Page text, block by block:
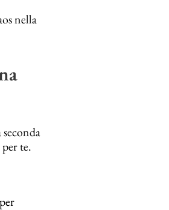
nella
te.